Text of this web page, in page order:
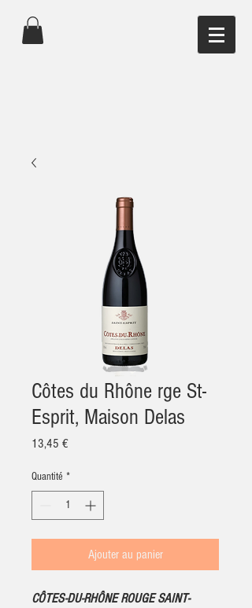
Côtes du Rhône rge St-
Esprit, Maison Delas
13,45 €Prix
Quantité *
Ajouter au panier
CÔTES-DU-RHÔNE ROUGE SAINT-